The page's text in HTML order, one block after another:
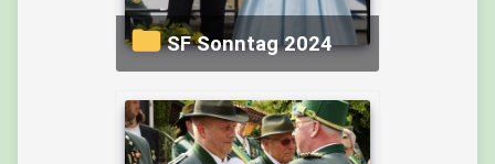
SF Sonntag 2024